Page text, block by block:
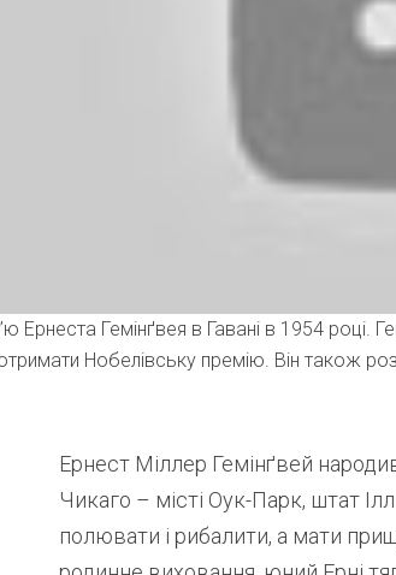
Ернеста Гемінґвея в Гавані в 1954
Нобелівську премію. Він також
Ернест Міллер Гемінґвей
Чикаго – місті Оук-Парк, штат
полювати і рибалити, а мати